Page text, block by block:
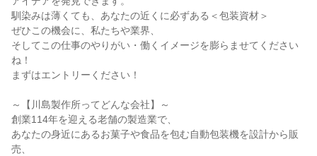
馴染みは薄くても、あなたの近くに必ずある＜包装資材＞
ぜひこの機会に、私たちや業界、
そしてこの仕事のやりがい・働くイメージを膨らませてください
ね！
まずはエントリーください！
～【川島製作所ってどんな会社】～
創業114年を迎える老舗の製造業で、
あなたの身近にあるお菓子や食品を包む自動包装機を設計から販
売、